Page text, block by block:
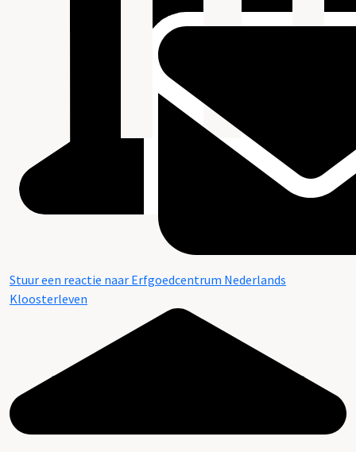
Stuur een reactie naar Erfgoedcentrum Nederlands
Kloosterleven